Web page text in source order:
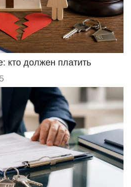
кто должен платить